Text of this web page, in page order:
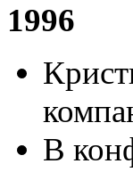
1996
В